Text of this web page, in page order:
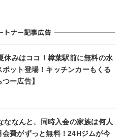
トナー記事広告
休みはココ！樟葉駅前に無料の水
ポット登場！キッチンカーもくる
つー広告】
ななんと、同時入会の家族は何人
会費がずっと無料！24Hジムが今